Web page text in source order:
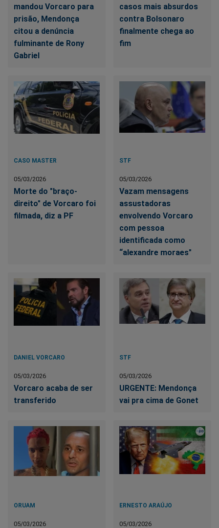
mandou Vorcaro para
prisão, Mendonça
citou a denúncia
fulminante de Rony
Gabriel
casos mais absurdos
contra Bolsonaro
finalmente chega ao
fim
CASO MASTER
05/03/2026
Morte do "braço-
direito" de Vorcaro foi
filmada, diz a PF
STF
05/03/2026
Vazam mensagens
assustadoras
envolvendo Vorcaro
com pessoa
identificada como
“alexandre moraes"
DANIEL VORCARO
05/03/2026
Vorcaro acaba de ser
transferido
STF
05/03/2026
URGENTE: Mendonça
vai pra cima de Gonet
ORUAM
05/03/2026
ERNESTO ARAÚJO
05/03/2026